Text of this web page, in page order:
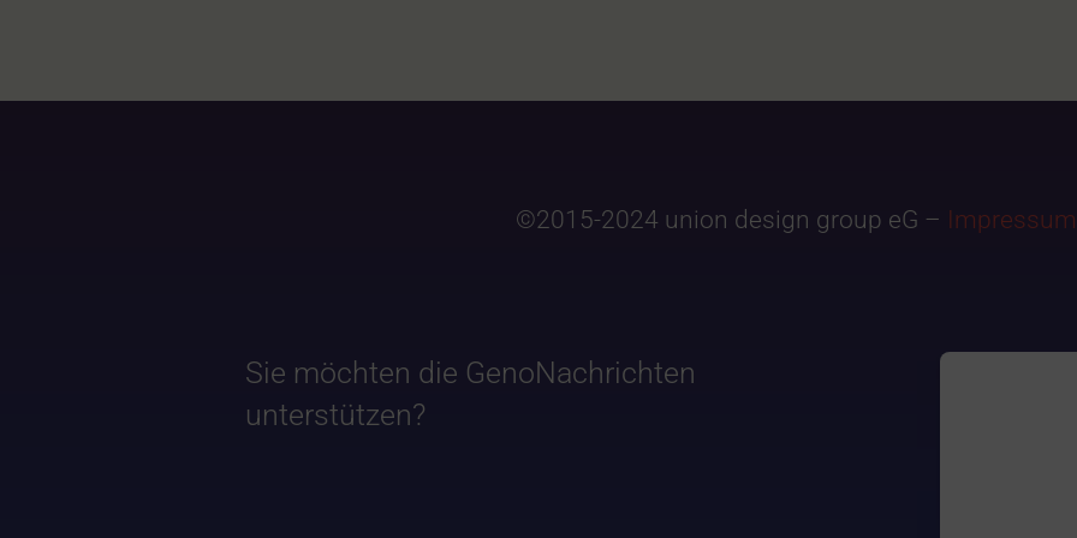
©2015-2024 union design group eG – Impressum
Sie möchten die GenoNachrichten
unterstützen?